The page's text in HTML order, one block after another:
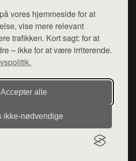
vores hjemmeside for at
vise mere relevant
trafikken. Kort sagt: for at
– ikke for at være irriterende.
Accepter alle
ikke‑nødvendige
Mail: hej@want.dk
Cookie- og privatlivspolitik
der udgiver en række
af forskellige produkter fra
ikke varer fra denne side - vi
sælger varen. Vi har heller ikke